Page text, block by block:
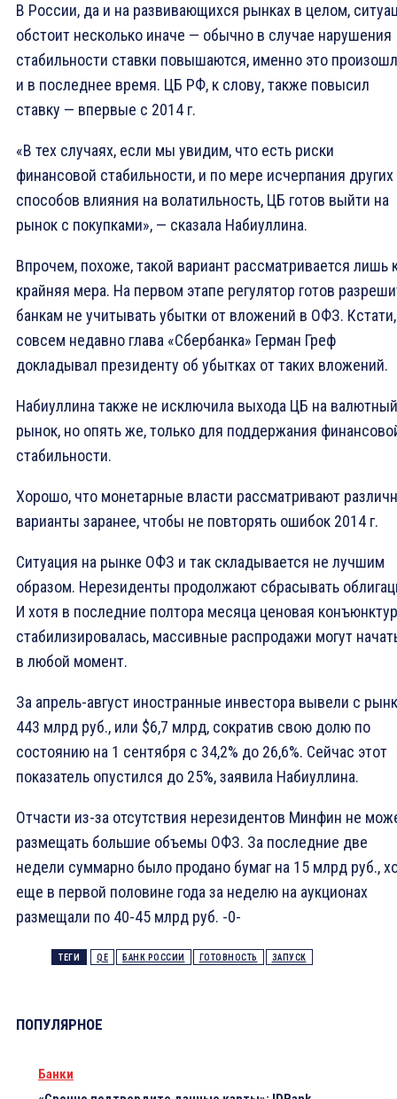
В России, да и на развивающихся рынках в целом,
обстоит несколько иначе — обычно в случае нарушения
стабильности ставки повышаются, именно это
и в последнее время. ЦБ РФ, к слову, также повысил
ставку — впервые с 2014 г.
«В тех случаях, если мы увидим, что есть риски
финансовой стабильности, и по мере исчерпания других
способов влияния на волатильность, ЦБ готов выйти на
рынок с покупками», — сказала Набиуллина.
Впрочем, похоже, такой вариант рассматривается лишь
крайняя мера. На первом этапе регулятор готов
банкам не учитывать убытки от вложений в ОФЗ. Кстати,
совсем недавно глава «Сбербанка» Герман Греф
докладывал президенту об убытках от таких вложений.
Набиуллина также не исключила выхода ЦБ на валютный
рынок, но опять же, только для поддержания
стабильности.
Хорошо, что монетарные власти рассматривают
варианты заранее, чтобы не повторять ошибок 2014 г.
Ситуация на рынке ОФЗ и так складывается не лучшим
образом. Нерезиденты продолжают сбрасывать
И хотя в последние полтора месяца ценовая
стабилизировалась, массивные распродажи могут
в любой момент.
За апрель-август иностранные инвестора вывели с
443 млрд руб., или $6,7 млрд, сократив свою долю по
состоянию на 1 сентября с 34,2% до 26,6%. Сейчас этот
показатель опустился до 25%, заявила Набиуллина.
Отчасти из-за отсутствия нерезидентов Минфин не
размещать большие объемы ОФЗ. За последние две
недели суммарно было продано бумаг на 15 млрд руб.,
еще в первой половине года за неделю на аукционах
размещали по 40-45 млрд руб. -0-
ТЕГИ QE БАНК РОССИИ ГОТОВНОСТЬ ЗАПУСК
ПОПУЛЯРНОЕ
Банки